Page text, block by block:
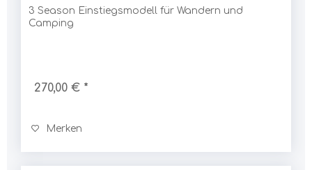
3 Season Einstiegsmodell für Wandern und
Camping
270,00 € *
Merken